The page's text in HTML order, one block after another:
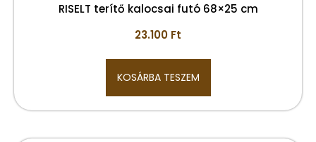
RISELT terítő kalocsai futó 68×25 cm
23.100 Ft
KOSÁRBA TESZEM